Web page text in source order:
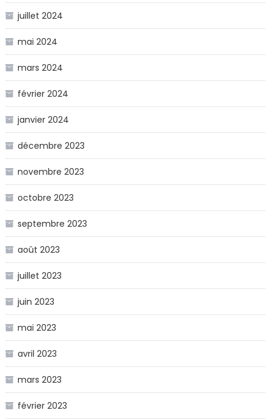
juillet 2024
mai 2024
mars 2024
février 2024
janvier 2024
décembre 2023
novembre 2023
octobre 2023
septembre 2023
août 2023
juillet 2023
juin 2023
mai 2023
avril 2023
mars 2023
février 2023